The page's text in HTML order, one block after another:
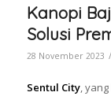
Kanopi
Solusi
28 November 2023 /
Sentul City,